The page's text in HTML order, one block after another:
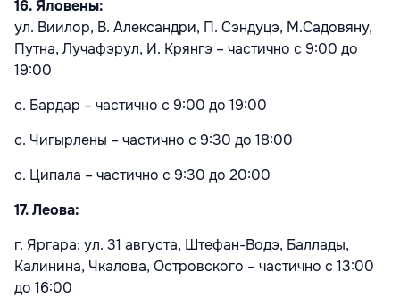
16. Яловены:
ул. Виилор, В. Александри, П. Сэндуцэ, М.Садовяну,
Путна, Лучафэрул, И. Крянгэ – частично с 9:00 до
19:00
с. Бардар – частично с 9:00 до 19:00
с. Чигырлены – частично с 9:30 до 18:00
с. Ципала – частично с 9:30 до 20:00
17. Леова:
г. Яргара: ул. 31 августа, Штефан-Водэ, Баллады,
Калинина, Чкалова, Островского – частично с 13:00
до 16:00